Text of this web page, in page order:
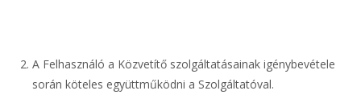
A Felhasználó a Közvetítő szolgáltatásainak igénybevétele
során köteles együttműködni a Szolgáltatóval.